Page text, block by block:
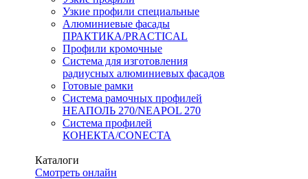
Узкие профили специальные
Алюминиевые фасады
ПРАКТИКА/PRACTICAL
Профили кромочные
Система для изготовления
радиусных алюминиевых фасадов
Готовые рамки
Система рамочных профилей
НЕАПОЛЬ 270/NEAPOL 270
Система профилей
КОНЕКТА/CONECTA
Каталоги
Смотреть онлайн